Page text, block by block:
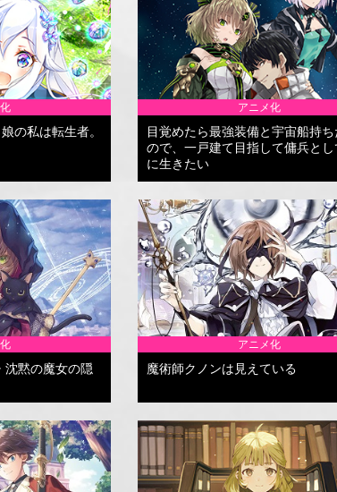
の私は転生者。
アニメ化
目覚めたら最強装備と宇宙船持ち
ので、一戸建て目指して傭兵とし
に生きたい
沈黙の魔女の隠
アニメ化
魔術師クノンは見えている